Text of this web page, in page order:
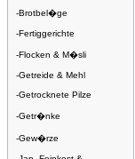
-Brotbel�ge
-Fertiggerichte
-Flocken & M�sli
-Getreide & Mehl
-Getrocknete Pilze
-Getr�nke
-Gew�rze